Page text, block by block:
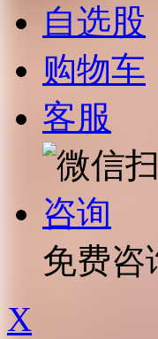
自选股
购物车
客服
咨询
免费咨
X